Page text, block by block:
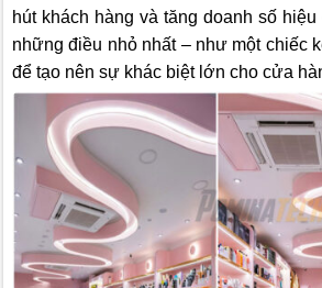
hút khách hàng và tăng doanh số
những điều nhỏ nhất – như một chiếc
để tạo nên sự khác biệt lớn cho cửa